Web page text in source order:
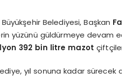
Belediyesi, Başkan
yüzünü güldürmeye devam
392 bin litre mazot
yıl sonuna kadar sürecek